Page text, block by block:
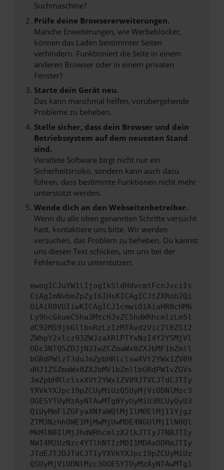
Suchmaschine?
Prüfe deine Browsererweiterungen.
Manche Erweiterungen, wie Werbeblocker,
können das Laden bestimmter Seiten
verhindern. Funktioniert die Seite in einem
anderen Browser oder in einem privaten
Fenster?
Starte dein Gerät neu.
Das kann manchmal helfen, vorübergehende
Probleme zu beheben.
Stelle sicher, dass dein Browser und dein
Betriebssystem auf dem neuesten Stand
sind.
Veraltete Software birgt nicht nur ein
Sicherheitsrisiko, sondern kann auch dazu
führen, dass bestimmte Funktionen nicht mehr
unterstützt werden.
Wende dich an den Webseitenbetreiber.
Wenn du alle oben genannten Schritte versucht
hast, kontaktiere uns bitte. Wir werden
versuchen, das Problem zu beheben. Du kannst
uns diesen Text schicken, um uns bei der
Fehlersuche zu unterstützen:
ewogICJuYW1lIjogIk5ldHdvcmtFcnJvciIs
CiAgImNvbmZpZyI6IHsKICAgICJtZXRob2Qi
OiAiR0VUIiwKICAgICJ1cmwiOiAiaHR0cHM6
Ly9hcGkueC5ha3MtcHJvZC5hdWRhcmlzLm5l
dC92MS9jbGllbnRzLzIzMTAvd2Vic2l0ZS12
ZWhpY2xlcz93ZWJzaXRlPTYxNzI4Y2Y5MjVl
ODc3NTQ5ZDJjN2IwZCZmaWx0ZXJbMF1bZmll
bGRdPWlzT3duJmZpbHRlclswXVt2YWx1ZV09
dHJ1ZSZmaWx0ZXJbMV1bZmllbGRdPW1vZGVs
JmZpbHRlclsxXVt2YWx1ZV09JTVCJTdCJTIy
YXVkYXJpc19pZCUyMiUzQSUyMjViODNlMzc3
OGE5YTUyMzAyNTAwMTg0YyUyMiU3RCUyQyU3
QiUyMmF1ZGFyaXNfaWQlMjIlM0ElMjI1Yjgz
ZTM3NzhhOWE1MjMwMjUwMDE4NGUlMjIlN0Ql
MkMlN0IlMjJhdWRhcmlzX2lkJTIyJTNBJTIy
NWI4M2UzNzc4YTlhNTIzMDI1MDAxODRmJTIy
JTdEJTJDJTdCJTIyYXVkYXJpc19pZCUyMiUz
QSUyMjViODNlMzc3OGE5YTUyMzAyNTAwMTg1